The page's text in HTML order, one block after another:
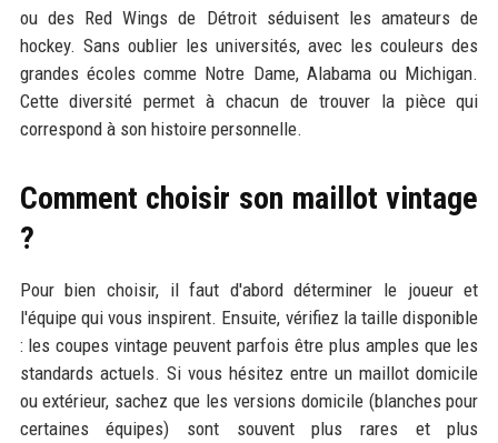
ou des Red Wings de Détroit séduisent les amateurs de
hockey. Sans oublier les universités, avec les couleurs des
grandes écoles comme Notre Dame, Alabama ou Michigan.
Cette diversité permet à chacun de trouver la pièce qui
correspond à son histoire personnelle.
Comment choisir son maillot vintage
?
Pour bien choisir, il faut d'abord déterminer le joueur et
l'équipe qui vous inspirent. Ensuite, vérifiez la taille disponible
: les coupes vintage peuvent parfois être plus amples que les
standards actuels. Si vous hésitez entre un maillot domicile
ou extérieur, sachez que les versions domicile (blanches pour
certaines équipes) sont souvent plus rares et plus